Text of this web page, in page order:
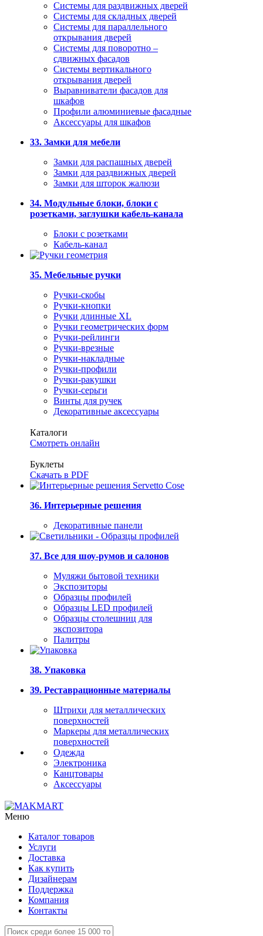
Системы для раздвижных дверей
Системы для складных дверей
Системы для параллельного
открывания дверей
Системы для поворотно –
сдвижных фасадов
Системы вертикального
открывания дверей
Выравниватели фасадов для
шкафов
Профили алюминиевые фасадные
Аксессуары для шкафов
33. Замки для мебели
Замки для распашных дверей
Замки для раздвижных дверей
Замки для шторок жалюзи
34. Модульные блоки, блоки с
розетками, заглушки кабель-канала
Блоки с розетками
Кабель-канал
35. Мебельные ручки
Ручки-скобы
Ручки-кнопки
Ручки длинные XL
Ручки геометрических форм
Ручки-рейлинги
Ручки-врезные
Ручки-накладные
Ручки-профили
Ручки-ракушки
Ручки-серьги
Винты для ручек
Декоративные аксессуары
Каталоги
Смотреть онлайн
Буклеты
Скачать в PDF
36. Интерьерные решения
Декоративные панели
37. Все для шоу-румов и салонов
Муляжи бытовой техники
Экспозиторы
Образцы профилей
Образцы LED профилей
Образцы столешниц для
экспозитора
Палитры
38. Упаковка
39. Реставрационные материалы
Штрихи для металлических
поверхностей
Маркеры для металлических
поверхностей
Одежда
Электроника
Канцтовары
Аксессуары
Меню
Каталог товаров
Услуги
Доставка
Как купить
Дизайнерам
Поддержка
Компания
Контакты